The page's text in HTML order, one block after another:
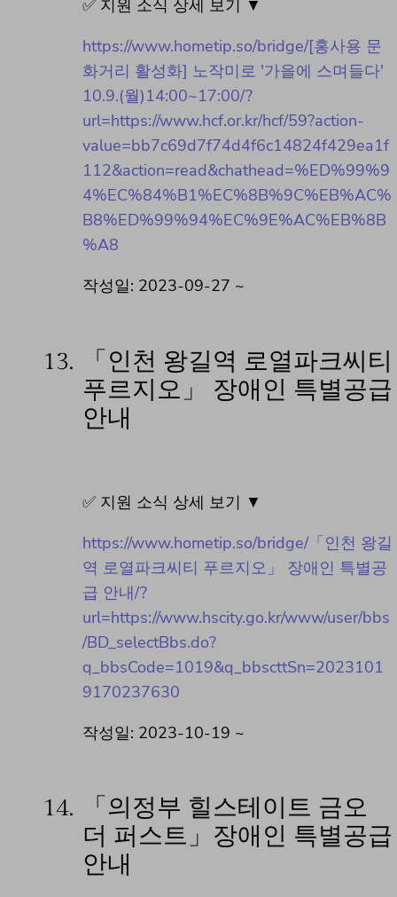
✅ 지원 소식 상세 보기 ▼
https://www.hometip.so/bridge/[홍사용 문
화거리 활성화] 노작미로 '가을에 스며들다'
10.9.(월)14:00~17:00/?
url=https://www.hcf.or.kr/hcf/59?action-
value=bb7c69d7f74d4f6c14824f429ea1f
112&action=read&chathead=%ED%99%9
4%EC%84%B1%EC%8B%9C%EB%AC%
B8%ED%99%94%EC%9E%AC%EB%8B
%A8
작성일: 2023-09-27 ~
13.
「인천 왕길역 로열파크씨티
푸르지오」 장애인 특별공급
안내
✅ 지원 소식 상세 보기 ▼
https://www.hometip.so/bridge/「인천 왕길
역 로열파크씨티 푸르지오」 장애인 특별공
급 안내/?
url=https://www.hscity.go.kr/www/user/bbs
/BD_selectBbs.do?
q_bbsCode=1019&q_bbscttSn=2023101
9170237630
작성일: 2023-10-19 ~
14.
「의정부 힐스테이트 금오
더 퍼스트」장애인 특별공급
안내